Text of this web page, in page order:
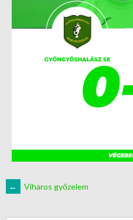
← Viharos győzelem